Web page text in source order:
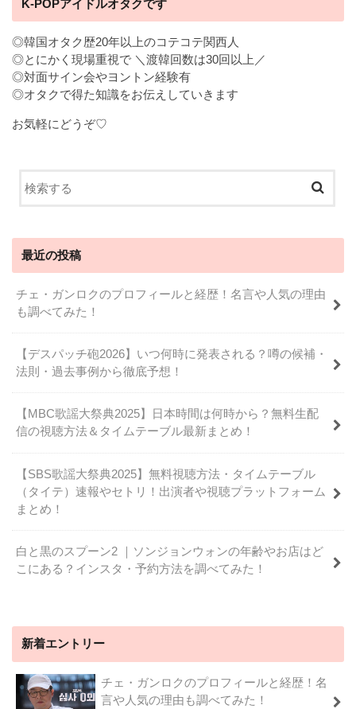
K-POPアイドルオタクです
◎韓国オタク歴20年以上のコテコテ関西人
◎とにかく現場重視で ＼渡韓回数は30回以上／
◎対面サイン会やヨントン経験有
◎オタクで得た知識をお伝えしていきます
お気軽にどうぞ♡
最近の投稿
チェ・ガンロクのプロフィールと経歴！名言や人気の理由
も調べてみた！
【デスパッチ砲2026】いつ何時に発表される？噂の候補・
法則・過去事例から徹底予想！
【MBC歌謡大祭典2025】日本時間は何時から？無料生配
信の視聴方法＆タイムテーブル最新まとめ！
【SBS歌謡大祭典2025】無料視聴方法・タイムテーブル
（タイテ）速報やセトリ！出演者や視聴プラットフォーム
まとめ！
白と黒のスプーン2 ｜ソンジョンウォンの年齢やお店はど
こにある？インスタ・予約方法を調べてみた！
新着エントリー
チェ・ガンロクのプロフィールと経歴！名
言や人気の理由も調べてみた！